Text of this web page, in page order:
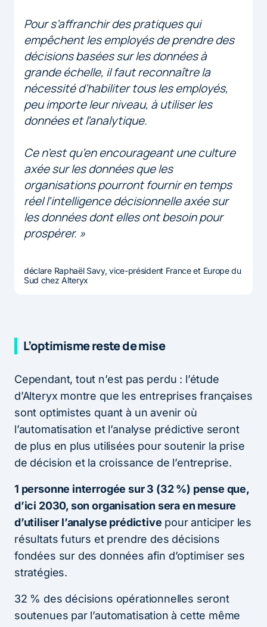
Pour s’affranchir des pratiques qui
empêchent les employés de prendre des
décisions basées sur les données à
grande échelle, il faut reconnaître la
nécessité d’habiliter tous les employés,
peu importe leur niveau, à utiliser les
données et l’analytique.
Ce n’est qu’en encourageant une culture
axée sur les données que les
organisations pourront fournir en temps
réel l’intelligence décisionnelle axée sur
les données dont elles ont besoin pour
prospérer. »
déclare Raphaël Savy, vice-président France et Europe du
Sud chez Alteryx
L’optimisme reste de mise
Cependant, tout n’est pas perdu : l’étude
d’Alteryx montre que les entreprises françaises
sont optimistes quant à un avenir où
l’automatisation et l’analyse prédictive seront
de plus en plus utilisées pour soutenir la prise
de décision et la croissance de l’entreprise.
1 personne interrogée sur 3 (32 %) pense que,
d’ici 2030, son organisation sera en mesure
d’utiliser l’analyse prédictive pour anticiper les
résultats futurs et prendre des décisions
fondées sur des données afin d’optimiser ses
stratégies.
32 % des décisions opérationnelles seront
soutenues par l’automatisation à cette même